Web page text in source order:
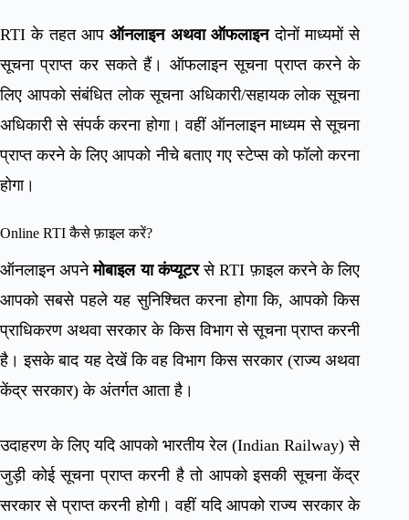
RTI के तहत आपऑनलाइन अथवा ऑफलाइनदोनों माध्यमों से
सूचना प्राप्त कर सकते हैं। ऑफलाइन सूचना प्राप्त करने के
लिए आपको संबंधित लोक सूचना अधिकारी/सहायक लोक सूचना
अधिकारी से संपर्क करना होगा। वहीं ऑनलाइन माध्यम से सूचना
प्राप्त करने के लिए आपको नीचे बताए गए स्टेप्स को फॉलो करना
होगा।
Online RTI कैसे फ़ाइल करें?
ऑनलाइन अपनेमोबाइल या कंप्यूटरसे RTI फ़ाइल करने के लिए
आपको सबसे पहले यह सुनिश्चित करना होगा कि, आपको किस
प्राधिकरण अथवा सरकार के किस विभाग से सूचना प्राप्त करनी
है। इसके बाद यह देखें कि वह विभाग किस सरकार (राज्य अथवा
केंद्र सरकार) के अंतर्गत आता है।
उदाहरण के लिए यदि आपको भारतीय रेल (Indian Railway) से
जुड़ी कोई सूचना प्राप्त करनी है तो आपको इसकी सूचना केंद्र
सरकार से प्राप्त करनी होगी। वहीं यदि आपको राज्य सरकार के